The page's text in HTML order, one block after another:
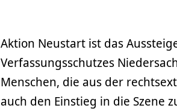
Aktion Neustart ist das
Verfassungsschutzes
Menschen, die aus der
auch den Einstieg in die Szene